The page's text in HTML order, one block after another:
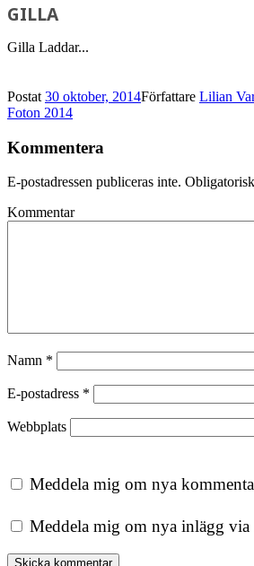
GILLA
Gilla Laddar...
Postat 30 oktober, 2014Författare Lilian
Foton 2014
Kommentera
E-postadressen publiceras inte.
Kommentar
Namn *
E-postadress *
Webbplats
Meddela mig om nya
Meddela mig om nya inlägg via